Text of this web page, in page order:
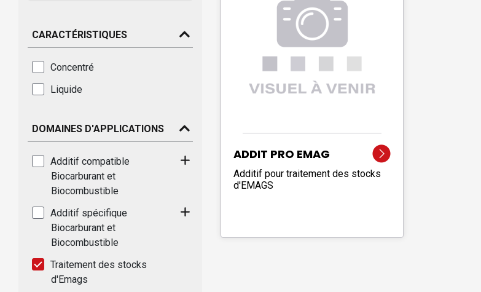
CARACTÉRISTIQUES
Concentré
Liquide
DOMAINES D'APPLICATIONS
Additif compatible
Biocarburant et
Biocombustible
Additif spécifique
Biocarburant et
Biocombustible
Traitement des stocks
d'Emags
ADDIT PRO EMAG
Additif pour traitement des stocks
d'EMAGS